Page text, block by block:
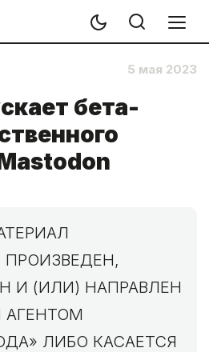
5 мая 2023
бета-
И (ИЛИ) НАПРАВЛЕН
ЛИБО КАСАЕТСЯ